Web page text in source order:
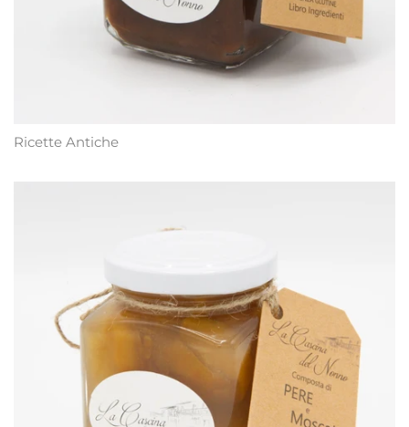
Ricette Antiche